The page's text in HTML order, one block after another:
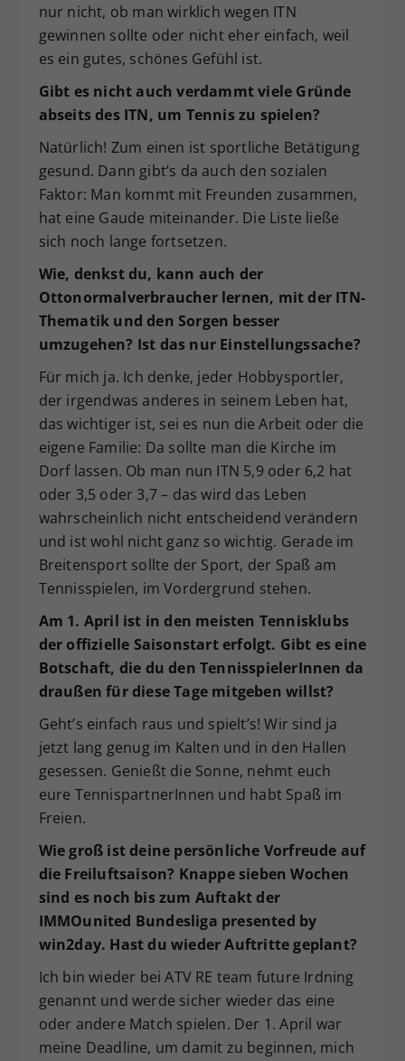
nur nicht, ob man wirklich wegen ITN
gewinnen sollte oder nicht eher einfach, weil
es ein gutes, schönes Gefühl ist.
Gibt es nicht auch verdammt viele Gründe
abseits des ITN, um Tennis zu spielen?
Natürlich! Zum einen ist sportliche Betätigung
gesund. Dann gibt’s da auch den sozialen
Faktor: Man kommt mit Freunden zusammen,
hat eine Gaude miteinander. Die Liste ließe
sich noch lange fortsetzen.
Wie, denkst du, kann auch der
Ottonormalverbraucher lernen, mit der ITN-
Thematik und den Sorgen besser
umzugehen? Ist das nur Einstellungssache?
Für mich ja. Ich denke, jeder Hobbysportler,
der irgendwas anderes in seinem Leben hat,
das wichtiger ist, sei es nun die Arbeit oder die
eigene Familie: Da sollte man die Kirche im
Dorf lassen. Ob man nun ITN 5,9 oder 6,2 hat
oder 3,5 oder 3,7 – das wird das Leben
wahrscheinlich nicht entscheidend verändern
und ist wohl nicht ganz so wichtig. Gerade im
Breitensport sollte der Sport, der Spaß am
Tennisspielen, im Vordergrund stehen.
Am 1. April ist in den meisten Tennisklubs
der offizielle Saisonstart erfolgt. Gibt es eine
Botschaft, die du den TennisspielerInnen da
draußen für diese Tage mitgeben willst?
Geht’s einfach raus und spielt’s! Wir sind ja
jetzt lang genug im Kalten und in den Hallen
gesessen. Genießt die Sonne, nehmt euch
eure TennispartnerInnen und habt Spaß im
Freien.
Wie groß ist deine persönliche Vorfreude auf
die Freiluftsaison? Knappe sieben Wochen
sind es noch bis zum Auftakt der
IMMOunited Bundesliga presented by
win2day. Hast du wieder Auftritte geplant?
Ich bin wieder bei ATV RE team future Irdning
genannt und werde sicher wieder das eine
oder andere Match spielen. Der 1. April war
meine Deadline, um damit zu beginnen, mich